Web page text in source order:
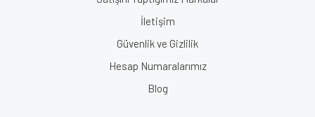
İletişim
Güvenlik ve Gizlilik
Hesap Numaralarımız
Blog